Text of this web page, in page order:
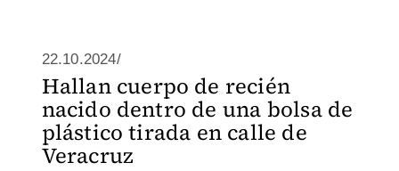
22.10.2024/
Hallan cuerpo de recién
nacido dentro de una bolsa de
plástico tirada en calle de
Veracruz